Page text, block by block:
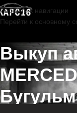
Перейти к навигации
Перейти к основному
Выкуп